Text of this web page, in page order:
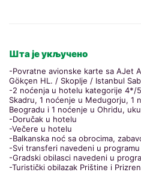
Шта је укључено
-Povratne avionske karte sa AJet
Gökçen HL. / Skoplje / Istanbul
-2 noćenja u hotelu kategorije 4*/
Skadru, 1 noćenje u Medugorju, 1
Beogradu i 1 noćenje u Ohridu,
-Doručak u hotelu
-Večere u hotelu
-Balkanska noć sa obrocima,
-Svi transferi navedeni u programu
-Gradski obilasci navedeni u
-Turistički obilazak Prištine i